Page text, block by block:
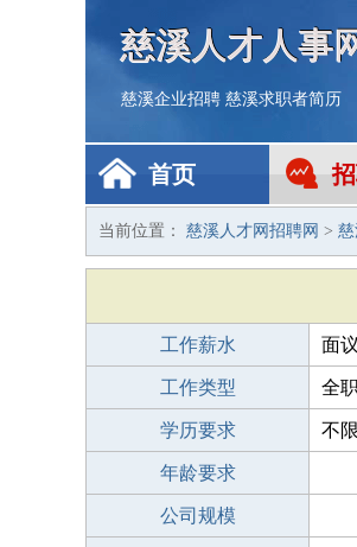
慈溪人才人事
慈溪企业招聘 慈溪求职者简历
首页
当前位置： 慈溪人才网招聘网 >
工作薪水 面
工作类型 全职
学历要求 不限
年龄要求
公司规模